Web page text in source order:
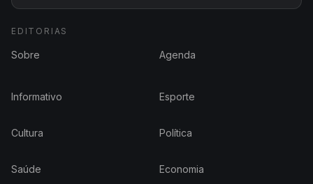
EDITORIAS
Sobre Agenda
Informativo Esporte
Cultura Política
Saúde Economia